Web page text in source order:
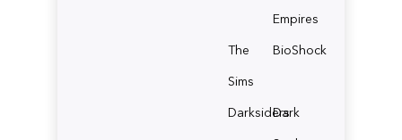
Empires
The
Sims
BioShock
Darksiders
Dark